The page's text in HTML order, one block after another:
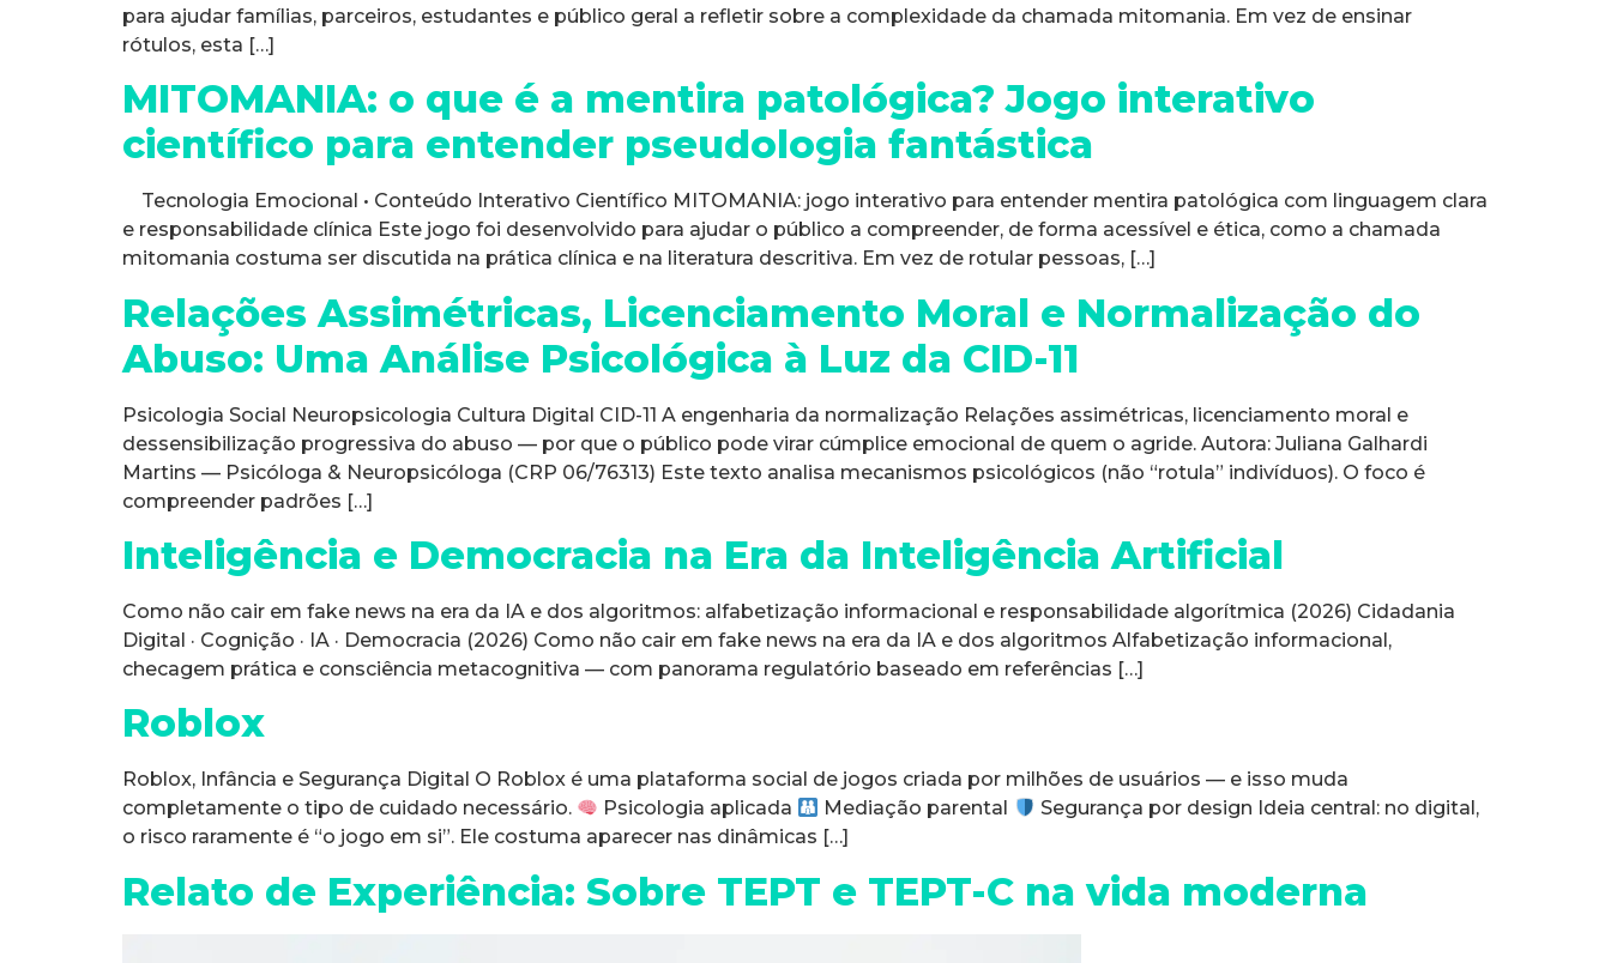
para ajudar famílias, parceiros, estudantes e público geral a refletir sobre a complexidade da chamada mitomania. Em vez de ensinar
rótulos, esta […]
MITOMANIA: o que é a mentira patológica? Jogo interativo
científico para entender pseudologia fantástica
Tecnologia Emocional • Conteúdo Interativo Científico MITOMANIA: jogo interativo para entender mentira patológica com linguagem clara
e responsabilidade clínica Este jogo foi desenvolvido para ajudar o público a compreender, de forma acessível e ética, como a chamada
mitomania costuma ser discutida na prática clínica e na literatura descritiva. Em vez de rotular pessoas, […]
Relações Assimétricas, Licenciamento Moral e Normalização do
Abuso: Uma Análise Psicológica à Luz da CID-11
Psicologia Social Neuropsicologia Cultura Digital CID-11 A engenharia da normalização Relações assimétricas, licenciamento moral e
dessensibilização progressiva do abuso — por que o público pode virar cúmplice emocional de quem o agride. Autora: Juliana Galhardi
Martins — Psicóloga & Neuropsicóloga (CRP 06/76313) Este texto analisa mecanismos psicológicos (não “rotula” indivíduos). O foco é
compreender padrões […]
Inteligência e Democracia na Era da Inteligência Artificial
Como não cair em fake news na era da IA e dos algoritmos: alfabetização informacional e responsabilidade algorítmica (2026) Cidadania
Digital · Cognição · IA · Democracia (2026) Como não cair em fake news na era da IA e dos algoritmos Alfabetização informacional,
checagem prática e consciência metacognitiva — com panorama regulatório baseado em referências […]
Roblox
Roblox, Infância e Segurança Digital O Roblox é uma plataforma social de jogos criada por milhões de usuários — e isso muda
completamente o tipo de cuidado necessário.
Psicologia aplicada Mediação parental
Segurança por design Ideia central: no digital,
o risco raramente é “o jogo em si”. Ele costuma aparecer nas dinâmicas […]
Relato de Experiência: Sobre TEPT e TEPT-C na vida moderna